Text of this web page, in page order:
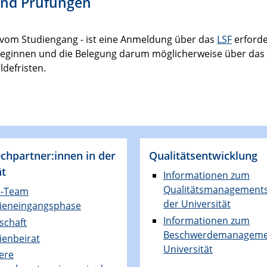
Studiengang - ist eine Anmeldung über das LSF
und die Belegung darum möglicherweise über
in der
Team
Qualitätsentwicklung
Informationen zum
der Universität
Informationen zum
Universität